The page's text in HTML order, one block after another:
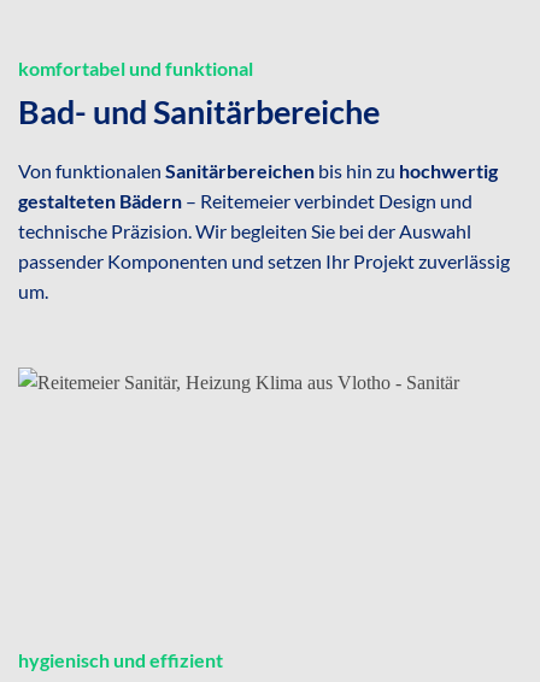
komfortabel und funktional
Bad- und Sanitärbereiche
Von funktionalen Sanitärbereichen bis hin zu hochwertig
gestalteten Bädern – Reitemeier verbindet Design und
technische Präzision. Wir begleiten Sie bei der Auswahl
passender Komponenten und setzen Ihr Projekt zuverlässig
um.
hygienisch und effizient